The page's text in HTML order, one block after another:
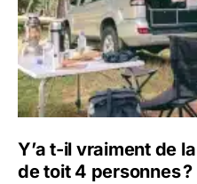
Y’a t-il vraiment de
de toit 4 personnes ?